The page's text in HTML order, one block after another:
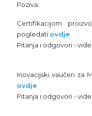
Poziva:
Certifikacijom
pogledati ovdje
Pitanja i odgovori -
Inovacijski vaučeri za
ovdje
Pitanja i odgovori -